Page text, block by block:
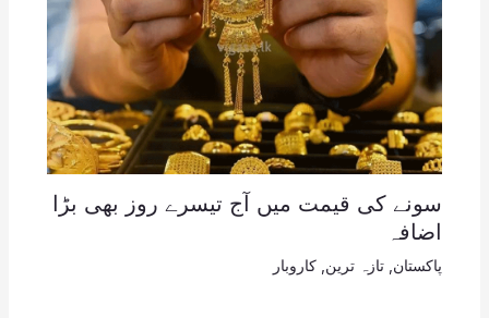
سونے کی قیمت میں آج تیسرے روز بھی بڑا
اضافہ
پاکستان تازہ ترین کاروبار